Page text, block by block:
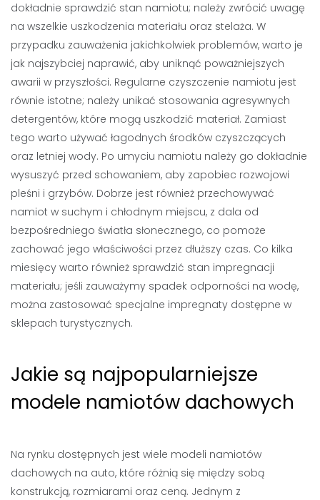
dokładnie sprawdzić stan namiotu; należy zwrócić uwagę
na wszelkie uszkodzenia materiału oraz stelaża. W
przypadku zauważenia jakichkolwiek problemów, warto je
jak najszybciej naprawić, aby uniknąć poważniejszych
awarii w przyszłości. Regularne czyszczenie namiotu jest
równie istotne; należy unikać stosowania agresywnych
detergentów, które mogą uszkodzić materiał. Zamiast
tego warto używać łagodnych środków czyszczących
oraz letniej wody. Po umyciu namiotu należy go dokładnie
wysuszyć przed schowaniem, aby zapobiec rozwojowi
pleśni i grzybów. Dobrze jest również przechowywać
namiot w suchym i chłodnym miejscu, z dala od
bezpośredniego światła słonecznego, co pomoże
zachować jego właściwości przez dłuższy czas. Co kilka
miesięcy warto również sprawdzić stan impregnacji
materiału; jeśli zauważymy spadek odporności na wodę,
można zastosować specjalne impregnaty dostępne w
sklepach turystycznych.
Jakie są najpopularniejsze
modele namiotów dachowych
Na rynku dostępnych jest wiele modeli namiotów
dachowych na auto, które różnią się między sobą
konstrukcją, rozmiarami oraz ceną. Jednym z